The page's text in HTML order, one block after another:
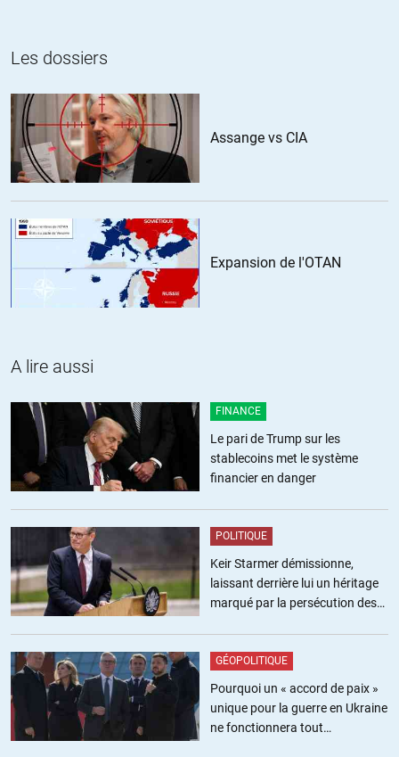
Bonjour,
Je suis d’accord de faire de la traduction espagnol -> français. Je ne
l’ai jamais vraiment fait mais je suis français bilingue espagnol. La
+1 ALERTER
RICHE Marc//08.08.2017 à 16h59
Guimio//11.08.2017 à 10h19
relecture. Pouvez-vous me fournir un identifiant ?
ALERTER
Bonjour,
Je peux traduire espagnol > français .
Les dossiers
Assange vs CIA
Expansion de l'OTAN
A lire aussi
FINANCE
Le pari de Trump sur les
stablecoins met le système
financier en danger
POLITIQUE
Keir Starmer démissionne,
laissant derrière lui un héritage
marqué par la persécution des
GÉOPOLITIQUE
Pourquoi un « accord de paix »
unique pour la guerre en Ukraine
ne fonctionnera tout